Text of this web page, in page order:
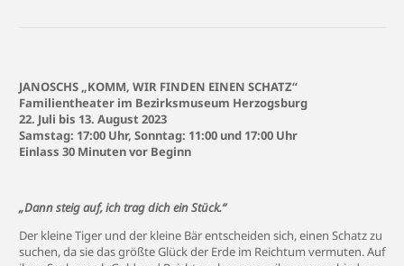
JANOSCHS „KOMM, WIR FINDEN EINEN SCHATZ“
Familientheater im Bezirksmuseum Herzogsburg
22. Juli bis 13. August 2023
Samstag: 17:00 Uhr, Sonntag: 11:00 und 17:00 Uhr
Einlass 30 Minuten vor Beginn
„Dann steig auf, ich trag dich ein Stück.“
Der kleine Tiger und der kleine Bär entscheiden sich, einen Schatz zu
suchen, da sie das größte Glück der Erde im Reichtum vermuten. Auf